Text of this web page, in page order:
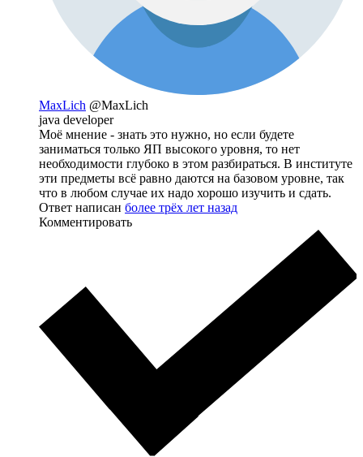
MaxLich @MaxLich
java developer
Моё мнение - знать это нужно, но если будете
заниматься только ЯП высокого уровня, то нет
необходимости глубоко в этом разбираться. В институте
эти предметы всё равно даются на базовом уровне, так
что в любом случае их надо хорошо изучить и сдать.
Ответ написан более трёх лет назад
Комментировать